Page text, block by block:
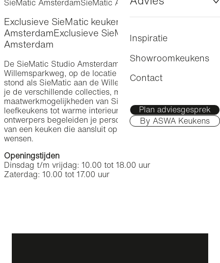
Amsterdam
ASWA Keukens
Inspiratie
Showroomkeukens
Contact
Plan adviesgesprek
By ASWA Keukens
SieMatic AmsterdamSieMatic Amsterdam
Exclusieve SieMatic keukens in
AmsterdamExclusieve SieMatic keukens in
Amsterdam
De SieMatic Studio Amsterdam is gevestigd aan de
Willemsparkweg, op de locatie die voorheen bekend
stond als SieMatic aan de Willemsparkweg. Hier ontdek
je de verschillende collecties, materialen en
maatwerkmogelijkheden van SieMatic, van strakke
leefkeukens tot warme interieurconcepten. Onze
ontwerpers begeleiden je persoonlijk bij het realiseren
van een keuken die aansluit op jouw woning, interieur en
wensen.
Openingstijden
Dinsdag t/m vrijdag: 10.00 tot 18.00 uur
Zaterdag: 10.00 tot 17.00 uur